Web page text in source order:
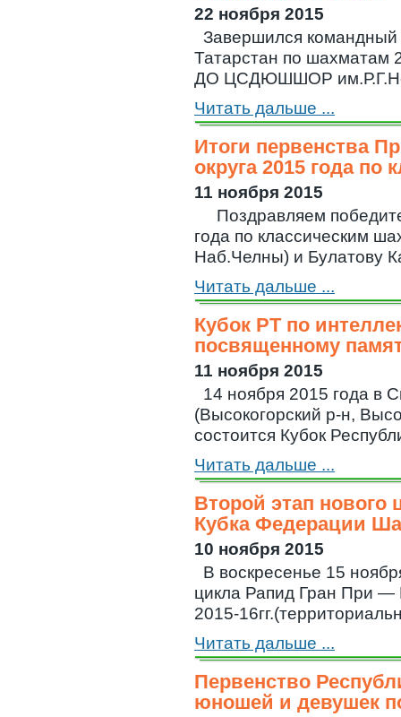
22 ноября 2015
Завершился командный
Татарстан по шахматам
ДО ЦСДЮШШОР
Читать дальше ...
Итоги первенства
округа 2015 года по
11 ноября 2015
Поздравляем
года по классическим
Наб.Челны) и Булатову
Читать дальше ...
Кубок РТ по
посвященному
11 ноября 2015
14 ноября 2015 года в
(Высокогорский р-н,
состоится Кубок
Читать дальше ...
Второй этап
Кубка Федерации
10 ноября 2015
В воскресенье 15
цикла Рапид Гран При
2015-
Читать дальше ...
Первенство
юношей и девушек